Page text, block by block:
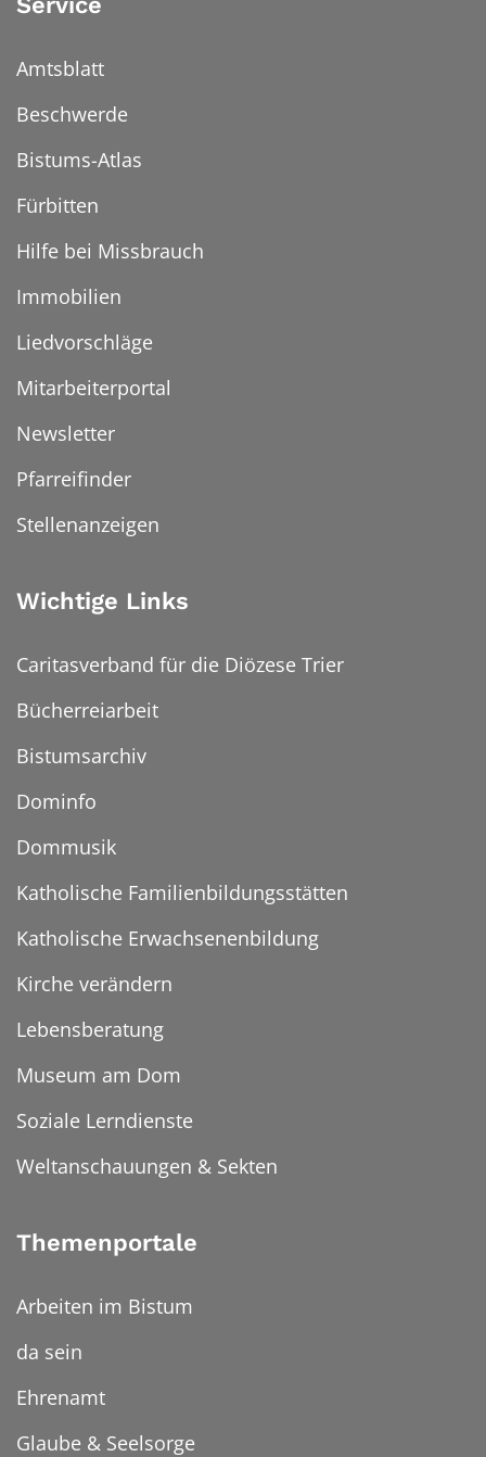
Amtsblatt
Beschwerde
Bistums-Atlas
Fürbitten
Hilfe bei Missbrauch
Immobilien
Liedvorschläge
Mitarbeiterportal
Newsletter
Pfarreifinder
Stellenanzeigen
Wichtige Links
Caritasverband für die Diözese Trier
Bücherreiarbeit
Bistumsarchiv
Dominfo
Dommusik
Katholische Familienbildungsstätten
Katholische Erwachsenenbildung
Kirche verändern
Lebensberatung
Museum am Dom
Soziale Lerndienste
Weltanschauungen & Sekten
Themenportale
Arbeiten im Bistum
da sein
Ehrenamt
Glaube & Seelsorge